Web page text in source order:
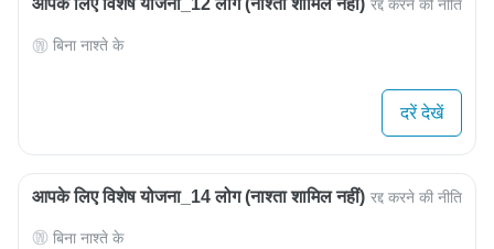
आपके लिए विशेष योजना_12 लोग (नाश्ता शामिल नहीं) रद्द करने की नीति
बिना नाश्ते के
दरें देखें
आपके लिए विशेष योजना_14 लोग (नाश्ता शामिल नहीं) रद्द करने की नीति
बिना नाश्ते के